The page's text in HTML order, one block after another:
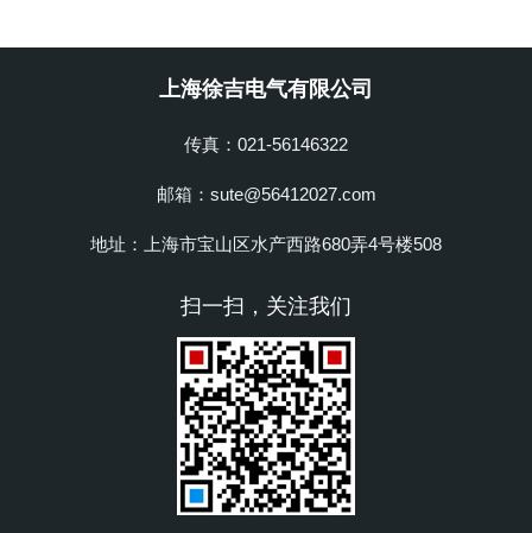
上海徐吉电气有限公司
传真：021-56146322
邮箱：sute@56412027.com
地址：上海市宝山区水产西路680弄4号楼508
扫一扫，关注我们